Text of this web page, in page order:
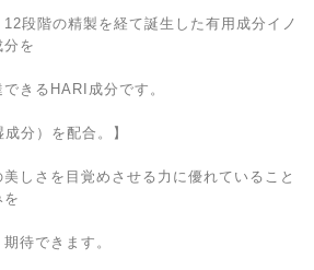
段階の精製を経て誕生した有用成分イノ
を
きるHARI成分です。
分）を配合。】
しさを目覚めさせる力に優れていること
待できます。